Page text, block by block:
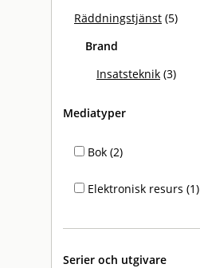
Räddningstjänst (5)
Brand
Insatsteknik (3)
Mediatyper
Bok (2)
Elektronisk resurs (1)
Serier och utgivare